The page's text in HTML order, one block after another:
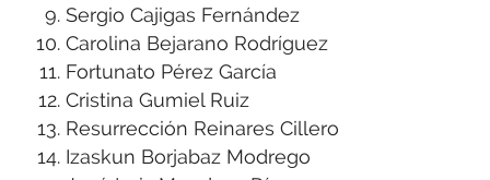
Sergio Cajigas Fernández
Carolina Bejarano Rodríguez
Fortunato Pérez García
Cristina Gumiel Ruiz
Resurrección Reinares Cillero
Izaskun Borjabaz Modrego